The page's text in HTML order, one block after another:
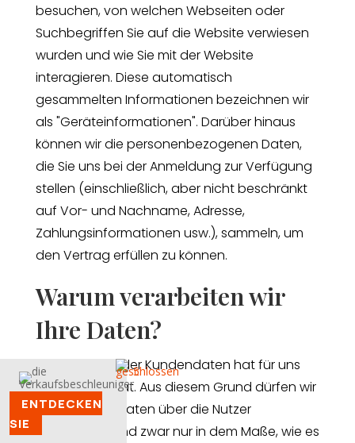
besuchen, von welchen Webseiten oder
Suchbegriffen Sie auf die Website verwiesen
wurden und wie Sie mit der Website
interagieren. Diese automatisch
gesammelten Informationen bezeichnen wir
als "Geräteinformationen". Darüber hinaus
können wir die personenbezogenen Daten,
die Sie uns bei der Anmeldung zur Verfügung
stellen (einschließlich, aber nicht beschränkt
auf Vor- und Nachname, Adresse,
Zahlungsinformationen usw.), sammeln, um
den Vertrag erfüllen zu können.
Warum verarbeiten wir
Ihre Daten?
Die Sicherheit der Kundendaten hat für uns
oberste Priorität. Aus diesem Grund dürfen wir
nur minimale Daten über die Nutzer
verarbeiten, und zwar nur in dem Maße, wie es
ENTDECKEN
SIE